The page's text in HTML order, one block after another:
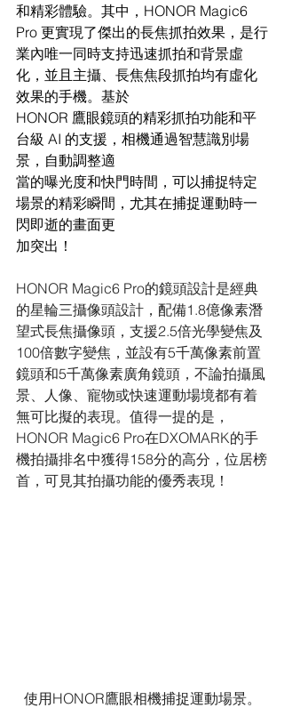
和精彩體驗。其中，HONOR Magic6
Pro 更實現了傑出的長焦抓拍效果，是行
業內唯一同時支持迅速抓拍和背景虛
化，並且主攝、長焦焦段抓拍均有虛化
效果的手機。基於
HONOR 鷹眼鏡頭的精彩抓拍功能和平
台級 AI 的支援，相機通過智慧識別場
景，自動調整適
當的曝光度和快門時間，可以捕捉特定
場景的精彩瞬間，尤其在捕捉運動時一
閃即逝的畫面更
加突出！
HONOR Magic6 Pro的鏡頭設計是經典
的星輪三攝像頭設計，配備1.8億像素潛
望式長焦攝像頭，支援2.5倍光學變焦及
100倍數字變焦，並設有5千萬像素前置
鏡頭和5千萬像素廣角鏡頭，不論拍攝風
景、人像、寵物或快速運動場境都有着
無可比擬的表現。值得一提的是，
HONOR Magic6 Pro在DXOMARK的手
機拍攝排名中獲得158分的高分，位居榜
首，可見其拍攝功能的優秀表現！
使用HONOR鷹眼相機捕捉運動場景。